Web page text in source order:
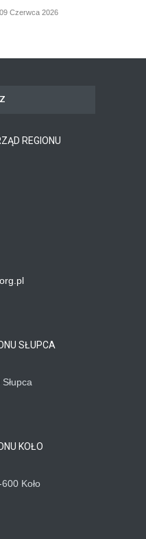
09 Czerwca 2026
REGIONU
SŁUPCA
KOŁO
Koło